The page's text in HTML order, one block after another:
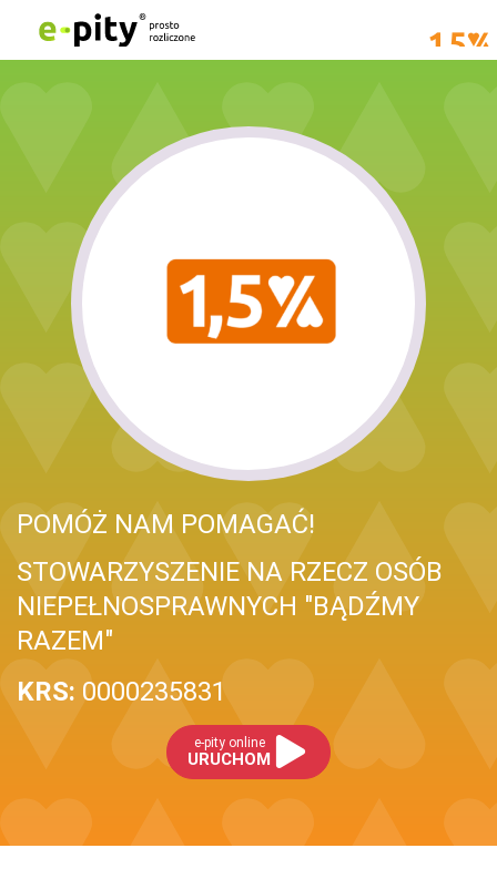
POMÓŻ NAM POMAGAĆ!
STOWARZYSZENIE NA RZECZ OSÓB
NIEPEŁNOSPRAWNYCH "BĄDŹMY
RAZEM"
KRS: 0000235831
e-pity online
URUCHOM